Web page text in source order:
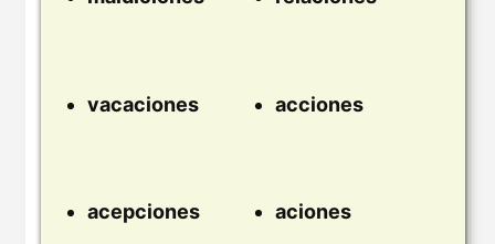
vacaciones acciones
acepciones aciones